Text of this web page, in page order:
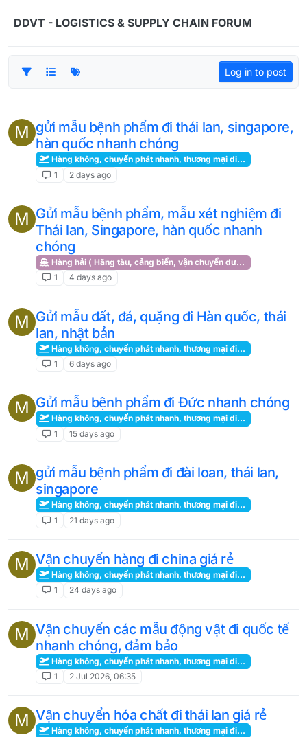
DDVT - LOGISTICS & SUPPLY CHAIN FORUM
Log in to post
M gửi mẫu bệnh phẩm đi thái lan, singapore,
hàn quốc nhanh chóng
Hàng không, chuyển phát nhanh, thương mại điện tử, kho hàng
1
2 days ago
M Gửi mẫu bệnh phẩm, mẫu xét nghiệm đi
Thái lan, Singapore, hàn quốc nhanh
chóng
Hàng hải ( Hãng tàu, cảng biển, vận chuyển đường biển )
1
4 days ago
M Gửi mẫu đất, đá, quặng đi Hàn quốc, thái
lan, nhật bản
Hàng không, chuyển phát nhanh, thương mại điện tử, kho hàng
1
6 days ago
M Gửi mẫu bệnh phẩm đi Đức nhanh chóng
Hàng không, chuyển phát nhanh, thương mại điện tử, kho hàng
1
15 days ago
M gửi mẫu bệnh phẩm đi đài loan, thái lan,
singapore
Hàng không, chuyển phát nhanh, thương mại điện tử, kho hàng
1
21 days ago
M Vận chuyển hàng đi china giá rẻ
Hàng không, chuyển phát nhanh, thương mại điện tử, kho hàng
1
24 days ago
M Vận chuyển các mẫu động vật đi quốc tế
nhanh chóng, đảm bảo
Hàng không, chuyển phát nhanh, thương mại điện tử, kho hàng
1
2 Jul 2026, 06:35
M Vận chuyển hóa chất đi thái lan giá rẻ
Hàng không, chuyển phát nhanh, thương mại điện tử, kho hàng